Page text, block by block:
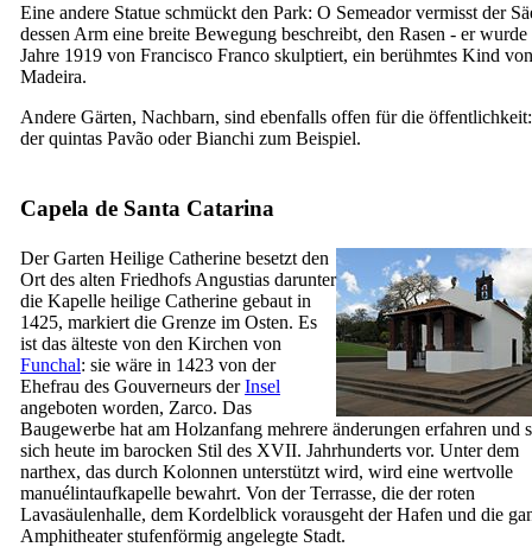
Eine andere Statue schmückt den Park: O Semeadorvermisst der
dessen Arm eine breite Bewegung beschreibt, den Rasen - er
Jahre 1919 von Francisco Franco skulptiert, ein berühmtes Kind von
Madeira.
Andere Gärten, Nachbarn, sind ebenfalls offen für die
der quintas Pavão oder Bianchi zum Beispiel.
Capela de Santa Catarina
Der Garten Heilige Catherine besetzt den
Ort des alten Friedhofs Angustias darunter
die Kapelle heilige Catherine gebaut in
1425, markiert die Grenze im Osten. Es
ist das älteste von den Kirchen von
Funchal: sie wäre in 1423 von der
Ehefrau des Gouverneurs derInsel
angeboten worden, Zarco. Das
Baugewerbe hat am Holzanfang mehrere änderungen erfahren und
sich heute im barocken Stil des XVII. Jahrhunderts vor. Unter dem
narthex, das durch Kolonnen unterstützt wird, wird eine wertvolle
manuélintaufkapelle bewahrt. Von der Terrasse, die der roten
Lavasäulenhalle, dem Kordelblick vorausgeht der Hafen und die
Amphitheater stufenförmig angelegte Stadt.